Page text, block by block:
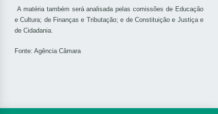
A matéria também será analisada pelas comissões de Educação
e Cultura; de Finanças e Tributação; e de Constituição e Justiça e
de Cidadania.
Fonte: Agência Câmara